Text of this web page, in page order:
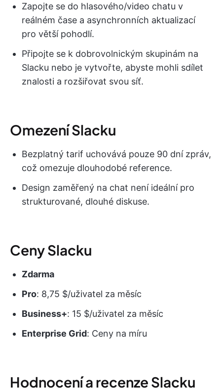
Zapojte se do hlasového/video chatu v
reálném čase a asynchronních aktualizací
pro větší pohodlí.
Připojte se k dobrovolnickým skupinám na
Slacku nebo je vytvořte, abyste mohli sdílet
znalosti a rozšiřovat svou síť.
Omezení Slacku
Bezplatný tarif uchovává pouze 90 dní zpráv,
což omezuje dlouhodobé reference.
Design zaměřený na chat není ideální pro
strukturované, dlouhé diskuse.
Ceny Slacku
Zdarma
Pro: 8,75 $/uživatel za měsíc
Business+: 15 $/uživatel za měsíc
Enterprise Grid: Ceny na míru
Hodnocení a recenze Slacku